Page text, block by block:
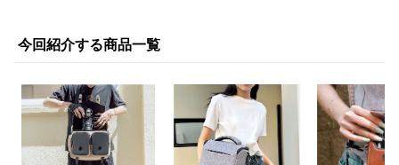
今回紹介する商品一覧